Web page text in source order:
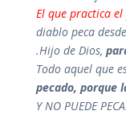
El que practica
diablo peca
Hijo de Dios,
Todo aquel que
pecado, porque
Y NO PUEDE